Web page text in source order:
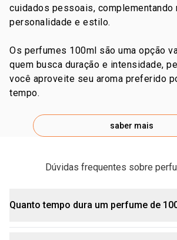
cuidados pessoais, complementando
personalidade e estilo.
Os perfumes 100ml são uma opção vantajosa para
quem busca duração e intensidade,
você aproveite seu aroma preferido
tempo.
saber mais
Dúvidas frequentes sobre
Quanto tempo dura um perfume de